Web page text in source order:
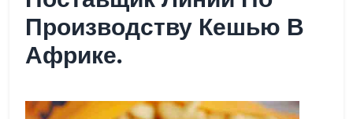
Производству Кешью В
Африке.